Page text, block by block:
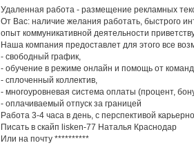
Удаленная работа - размещение рекламных
От Вас: наличие желания работать, быстрого
опыт коммуникативной деятельности
Наша компания предоставлет для этого все
- свободный график,
- обучение в режиме онлайн и помощь от
- сплоченный коллектив,
- многоуровневая система оплаты (процент,
- оплачиваемый отпуск за границей
Работа 3-4 часа в день, с перспективой
Писать в скайп lisken-77 Наталья Краснодар
Или на почту **********